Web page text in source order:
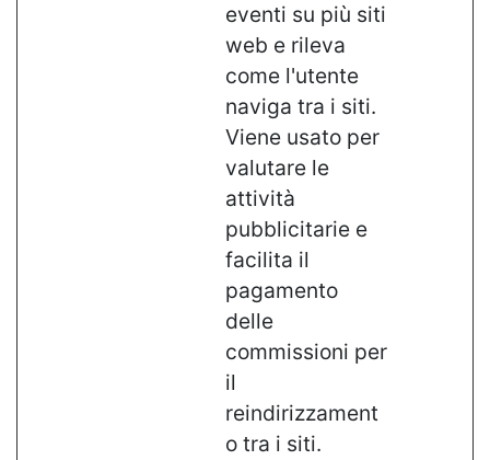
eventi su più siti
web e rileva
come l'utente
naviga tra i siti.
Viene usato per
valutare le
attività
pubblicitarie e
facilita il
pagamento
delle
commissioni per
il
reindirizzament
o tra i siti.